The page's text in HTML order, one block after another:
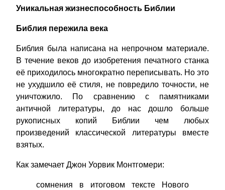
Уникальная жизнеспособность Библии
Библия пережила века
Библия была написана на непрочном материале.
В течение веков до изобретения печатного станка
её приходилось многократно переписывать. Но это
не ухудшило её стиля, не повредило точности, не
уничтожило. По сравнению с памятниками
античной литературы, до нас дошло больше
рукописных копий Библии чем любых
произведений классической литературы вместе
взятых.
Как замечает Джон Уорвик Монтгомери:
сомнения в итоговом тексте Нового